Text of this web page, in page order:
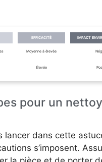
EFFICACITÉ IMPACT
Moyenne à élevée
Élevée
pour un
lancer dans cette
s’imposent.